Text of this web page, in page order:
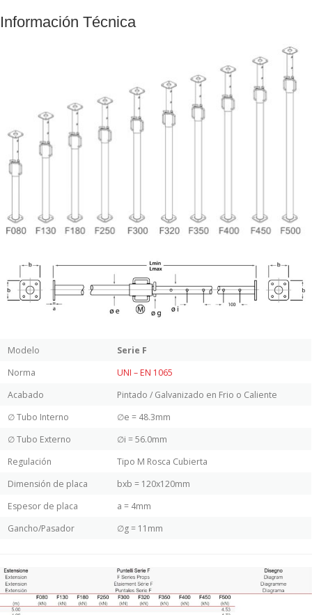
Información Técnica
Modelo
Serie F
Norma
UNI – EN 1065
Acabado
Pintado / Galvanizado en Frio o Caliente
∅ Tubo Interno
∅e = 48.3mm
∅ Tubo Externo
∅i = 56.0mm
Regulación
Tipo M Rosca Cubierta
Dimensión de placa
bxb = 120x120mm
Espesor de placa
a = 4mm
Gancho/Pasador
∅g = 11mm